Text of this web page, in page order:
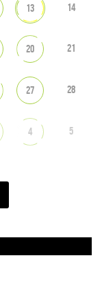
13 14
20 21
27 28
4 5